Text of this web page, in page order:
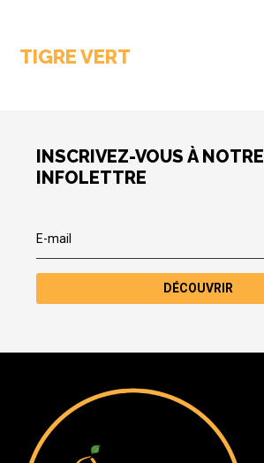
TIGRE VERT
INSCRIVEZ-VOUS À NOTRE
INFOLETTRE
DÉCOUVRIR